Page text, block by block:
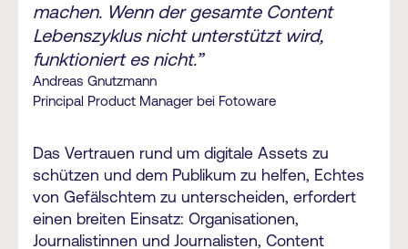
machen. Wenn der gesamte Content
Lebenszyklus nicht unterstützt wird,
funktioniert es nicht.”
Andreas Gnutzmann
Principal Product Manager bei Fotoware
Das Vertrauen rund um digitale Assets zu
schützen und dem Publikum zu helfen, Echtes
von Gefälschtem zu unterscheiden, erfordert
einen breiten Einsatz: Organisationen,
Journalistinnen und Journalisten, Content